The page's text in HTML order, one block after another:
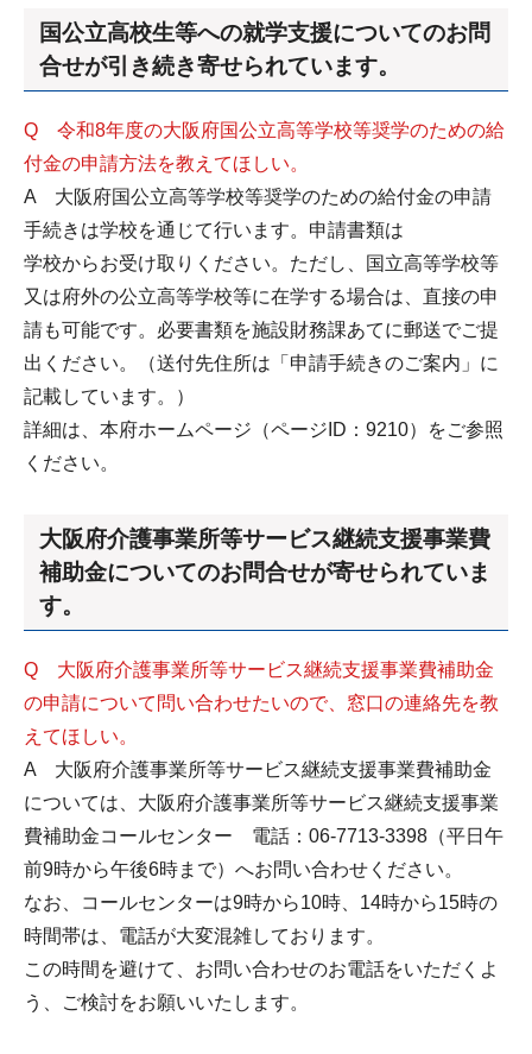
国公立高校生等への就学支援についてのお問
合せが引き続き寄せられています。
Q 令和8年度の大阪府国公立高等学校等奨学のための給
付金の申請方法を教えてほしい。
A 大阪府国公立高等学校等奨学のための給付金の申請
手続きは学校を通じて行います。申請書類は
学校からお受け取りください。ただし、国立高等学校等
又は府外の公立高等学校等に在学する場合は、直接の申
請も可能です。必要書類を施設財務課あてに郵送でご提
出ください。（送付先住所は「申請手続きのご案内」に
記載しています。）
詳細は、本府ホームページ（ページID：9210）をご参照
ください。
大阪府介護事業所等サービス継続支援事業費
補助金についてのお問合せが寄せられていま
す。
Q 大阪府介護事業所等サービス継続支援事業費補助金
の申請について問い合わせたいので、窓口の連絡先を教
えてほしい。
A 大阪府介護事業所等サービス継続支援事業費補助金
については、大阪府介護事業所等サービス継続支援事業
費補助金コールセンター 電話：06-7713-3398（平日午
前9時から午後6時まで）へお問い合わせください。
なお、コールセンターは9時から10時、14時から15時の
時間帯は、電話が大変混雑しております。
この時間を避けて、お問い合わせのお電話をいただくよ
う、ご検討をお願いいたします。